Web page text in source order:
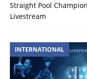
Straight Pool
Livestream
INTERNATIONAL